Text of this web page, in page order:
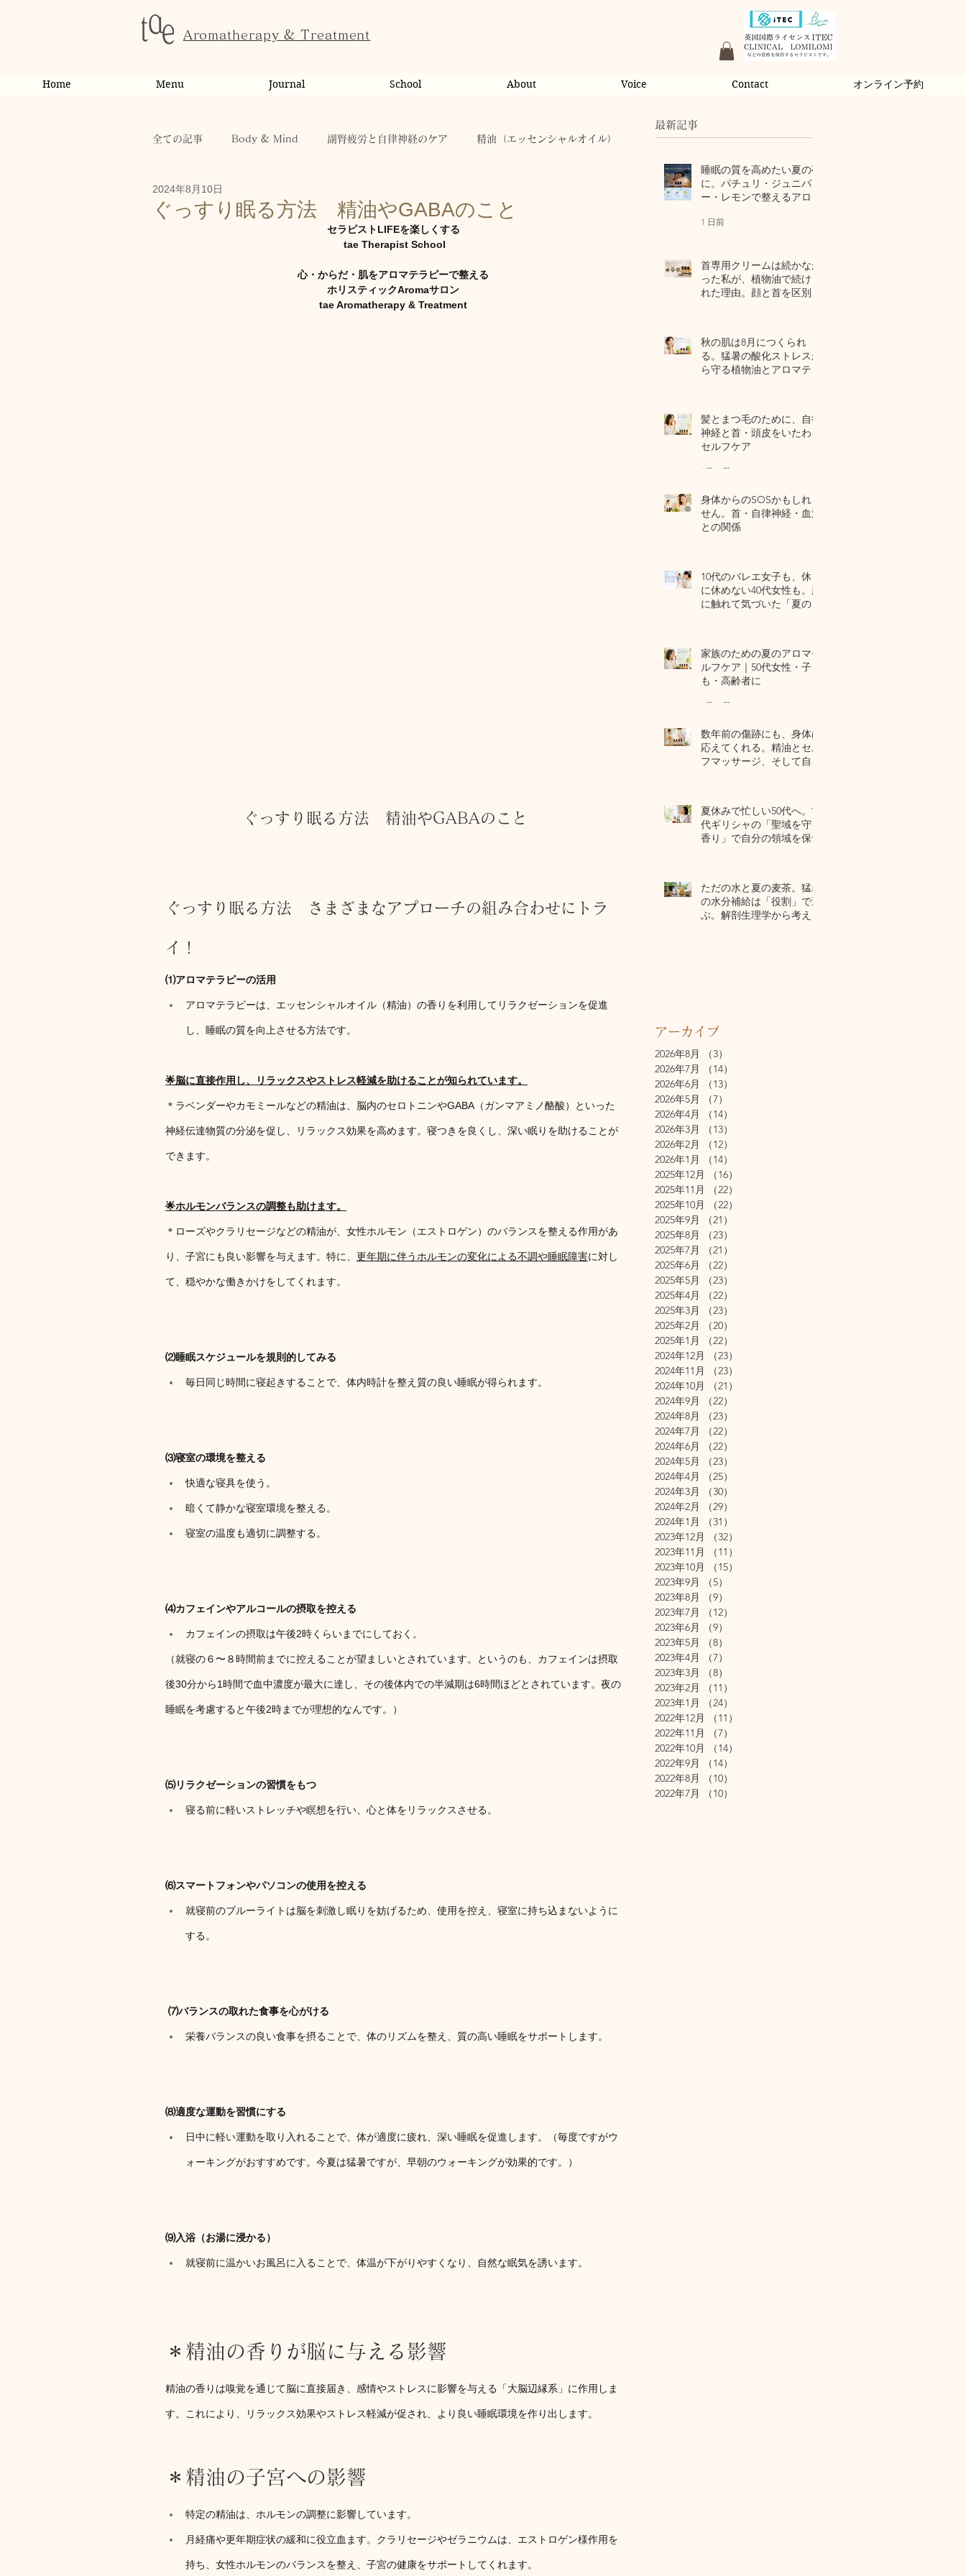
Aromatherapy & Treatment
Home Menu Journal School About Voice Contact オンライン予約
全ての記事 Body & Mind 副腎疲労と自律神経のケア 精油（エッセンシャルオイル）
お客様の変化・ご感想
tae Therapist School
taeAromaサロン お稽古
ぐっすり眠る方法 精油やGABAのこと
2024年8月10日
セラピストLIFEを楽しくする
tae Therapist School
心・からだ・肌をアロマテラピーで整える
ホリスティックAromaサロン
tae Aromatherapy & Treatment
ぐっすり眠る方法　精油やGABAのこと
ぐっすり眠る方法　さまざまなアプローチの組み合わせにトラ
イ！
⑴アロマテラピーの活用
アロマテラピーは、エッセンシャルオイル（精油）の香りを利用してリラクゼーションを促進
し、睡眠の質を向上させる方法です。
🌟脳に直接作用し、リラックスやストレス軽減を助けることが知られています。
＊ラベンダーやカモミールなどの精油は、脳内のセロトニンやGABA（ガンマアミノ酪酸）といった
神経伝達物質の分泌を促し、リラックス効果を高めます。寝つきを良くし、深い眠りを助けることが
できます。
🌟ホルモンバランスの調整も助けます。
＊ローズやクラリセージなどの精油が、女性ホルモン（エストロゲン）のバランスを整える作用があ
り、子宮にも良い影響を与えます。特に、 更年期に伴うホルモンの変化による不調や睡眠障害に対し
て、穏やかな働きかけをしてくれます。
⑵睡眠スケジュールを規則的してみる
毎日同じ時間に寝起きすることで、体内時計を整え質の良い睡眠が得られます。
⑶寝室の環境を整える
快適な寝具を使う。
暗くて静かな寝室環境を整える。
寝室の温度も適切に調整する。
⑷カフェインやアルコールの摂取を控える
カフェインの摂取は午後2時くらいまでにしておく。
（就寝の６〜８時間前までに控えることが望ましいとされています。というのも、カフェインは摂取
後30分から1時間で血中濃度が最大に達し、その後体内での半減期は6時間ほどとされています。夜の
睡眠を考慮すると午後2時までが理想的なんです。）
⑸リラクゼーションの習慣をもつ
寝る前に軽いストレッチや瞑想を行い、心と体をリラックスさせる。
⑹スマートフォンやパソコンの使用を控える
就寝前のブルーライトは脳を刺激し眠りを妨げるため、使用を控え、寝室に持ち込まないように
する。
⑺バランスの取れた食事を心がける
栄養バランスの良い食事を摂ることで、体のリズムを整え、質の高い睡眠をサポートします。
⑻適度な運動を習慣にする
日中に軽い運動を取り入れることで、体が適度に疲れ、深い睡眠を促進します。（毎度ですがウ
ォーキングがおすすめです。今夏は猛暑ですが、早朝のウォーキングが効果的です。）
⑼入浴（お湯に浸かる）
就寝前に温かいお風呂に入ることで、体温が下がりやすくなり、自然な眠気を誘います。
＊精油の香りが脳に与える影響
精油の香りは嗅覚を通じて脳に直接届き、感情やストレスに影響を与える「大脳辺縁系」に作用しま
す。これにより、リラックス効果やストレス軽減が促され、より良い睡眠環境を作り出します。
＊精油の子宮への影響
特定の精油は、ホルモンの調整に影響しています。
月経痛や更年期症状の緩和に役立血ます。クラリセージやゼラニウムは、エストロゲン様作用を
持ち、女性ホルモンのバランスを整え、子宮の健康をサポートしてくれます。
最新記事
睡眠の質を高めたい夏の夜
に。パチュリ・ジュニパ
ー・レモンで整えるアロマ
1 日前
首専用クリームは続かなか
った私が、植物油で続けら
れた理由。顔と首を区別し
秋の肌は8月につくられ
る。猛暑の酸化ストレスか
ら守る植物油とアロマテラ
髪とまつ毛のために、自律
神経と首・頭皮をいたわる
セルフケア
7月31日
身体からのSOSかもしれま
せん。首・自律神経・血流
との関係
10代のバレエ女子も、休日
に休めない40代女性も。肌
に触れて気づいた「夏の全
家族のための夏のアロマセ
ルフケア｜50代女性・子ど
も・高齢者に
7月24日
数年前の傷跡にも、身体は
応えてくれる。精油とセル
フマッサージ、そして自己
夏休みで忙しい50代へ。古
代ギリシャの「聖域を守る
香り」で自分の領域を保つ
ただの水と夏の麦茶。猛暑
の水分補給は「役割」で選
ぶ。解剖生理学から考える
アーカイブ
2026年8月
（3）
2026年7月
（14）
2026年6月
（13）
2026年5月
（7）
2026年4月
（14）
2026年3月
（13）
2026年2月
（12）
2026年1月
（14）
2025年12月
（16）
2025年11月
（22）
2025年10月
（22）
2025年9月
（21）
2025年8月
（23）
2025年7月
（21）
2025年6月
（22）
2025年5月
（23）
2025年4月
（22）
2025年3月
（23）
2025年2月
（20）
2025年1月
（22）
2024年12月
（23）
2024年11月
（23）
2024年10月
（21）
2024年9月
（22）
2024年8月
（23）
2024年7月
（22）
2024年6月
（22）
2024年5月
（23）
2024年4月
（25）
2024年3月
（30）
2024年2月
（29）
2024年1月
（31）
2023年12月
（32）
2023年11月
（11）
2023年10月
（15）
2023年9月
（5）
2023年8月
（9）
2023年7月
（12）
2023年6月
（9）
2023年5月
（8）
2023年4月
（7）
2023年3月
（8）
2023年2月
（11）
2023年1月
（24）
2022年12月
（11）
2022年11月
（7）
2022年10月
（14）
2022年9月
（14）
2022年8月
（10）
2022年7月
（10）